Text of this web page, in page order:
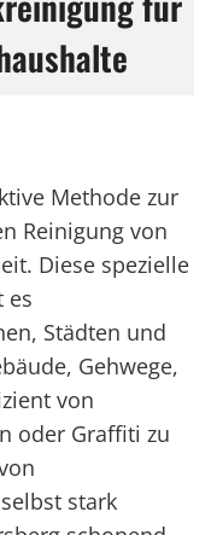
Methode zur
Reinigung von
Diese spezielle
es
Städten und
Gehwege,
von
oder Graffiti zu
stark